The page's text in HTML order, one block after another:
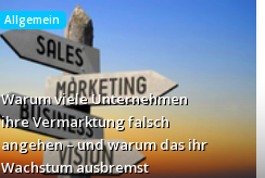
Allgemein
Warum viele Unternehmen
ihre Vermarktung falsch
angehen – und warum das ihr
Wachstum ausbremst